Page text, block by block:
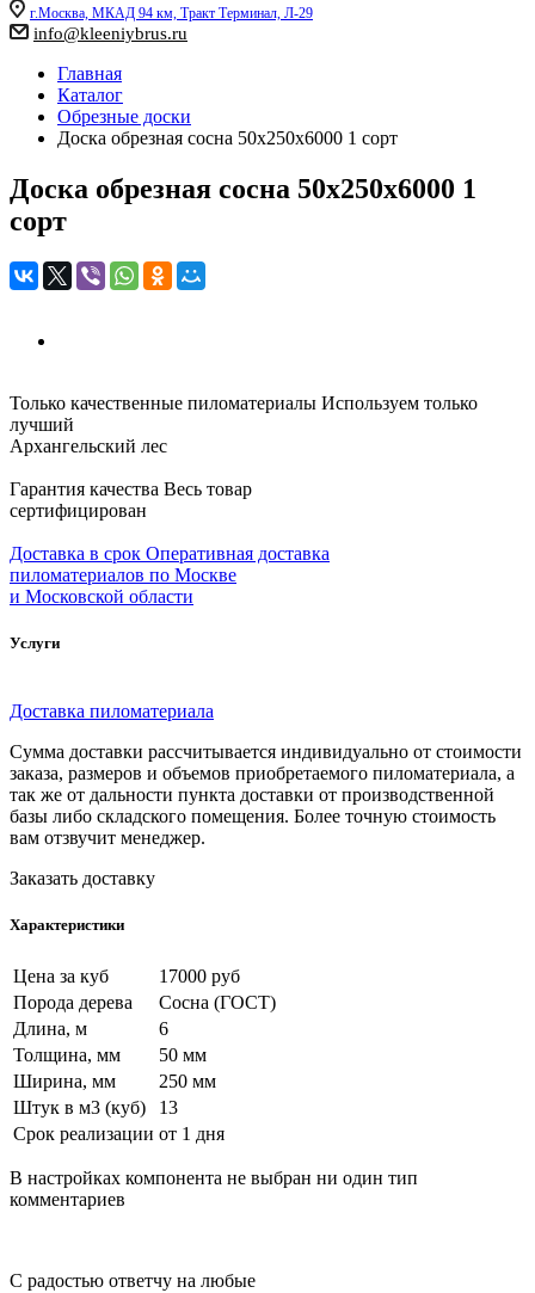
г.Москва, МКАД 94 км, Тракт Терминал, Л-29
info@kleeniybrus.ru
Главная
Каталог
Обрезные доски
Доска обрезная сосна 50х250х6000 1 сорт
Доска обрезная сосна 50х250х6000 1
сорт
Только качественные пиломатериалы Используем только
лучший
Архангельский лес
Гарантия качества Весь товар
сертифицирован
Доставка в срок Оперативная доставка
пиломатериалов по Москве
и Московской области
Услуги
Доставка пиломатериала
Сумма доставки рассчитывается индивидуально от стоимости
заказа, размеров и объемов приобретаемого пиломатериала, а
так же от дальности пункта доставки от производственной
базы либо складского помещения. Более точную стоимость
вам отзвучит менеджер.
Заказать доставку
Характеристики
Цена за куб
17000 руб
Порода дерева
Сосна (ГОСТ)
Длина, м
6
Толщина, мм
50 мм
Ширина, мм
250 мм
Штук в м3 (куб)
13
Срок реализации от 1 дня
В настройках компонента не выбран ни один тип
комментариев
С радостью ответчу на любые